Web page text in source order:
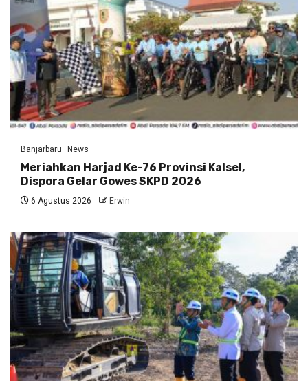
Banjarbaru News
Meriahkan Harjad Ke-76 Provinsi Kalsel,
Dispora Gelar Gowes SKPD 2026
6 Agustus 2026 Erwin